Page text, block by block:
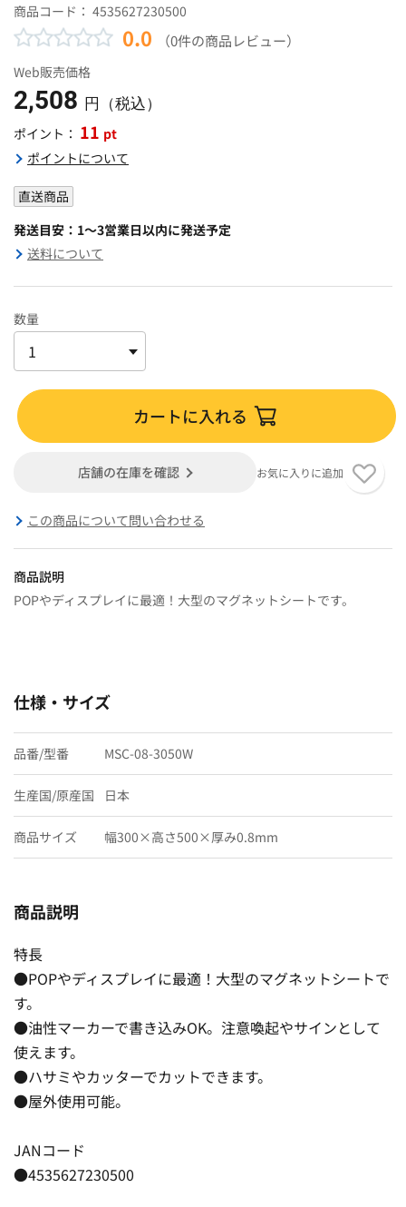
商品コード： 4535627230500
0.0 （0件の商品レビュー）
Web販売価格
2,508 円（税込）
ポイント： 11 pt
ポイントについて
直送商品
発送目安：1～3営業日以内に発送予定
送料について
数量
カートに入れる
店舗の在庫を確認 お気に入りに追加
この商品について問い合わせる
商品説明
POPやディスプレイに最適！大型のマグネットシートです。
仕様・サイズ
品番/型番 MSC-08-3050W
生産国/原産国 日本
商品サイズ 幅300×高さ500×厚み0.8mm
商品説明
特長
●POPやディスプレイに最適！大型のマグネットシートで
す。
●油性マーカーで書き込みOK。注意喚起やサインとして
使えます。
●ハサミやカッターでカットできます。
●屋外使用可能。
JANコード
●4535627230500